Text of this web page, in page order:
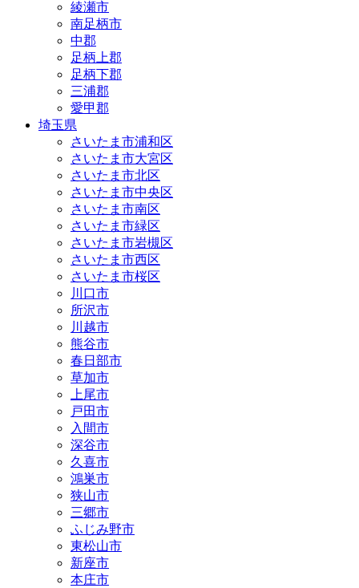
綾瀬市
南足柄市
中郡
足柄上郡
足柄下郡
三浦郡
愛甲郡
埼玉県
さいたま市浦和区
さいたま市大宮区
さいたま市北区
さいたま市中央区
さいたま市南区
さいたま市緑区
さいたま市岩槻区
さいたま市西区
さいたま市桜区
川口市
所沢市
川越市
熊谷市
春日部市
草加市
上尾市
戸田市
入間市
深谷市
久喜市
鴻巣市
狭山市
三郷市
ふじみ野市
東松山市
新座市
本庄市